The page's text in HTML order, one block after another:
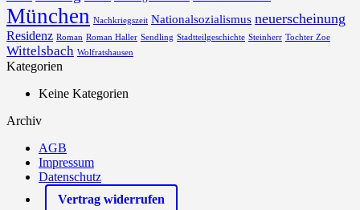
München Nachkriegszeit Nationalsozialismus neuerscheinung
Residenz Roman Roman Haller Sendling Stadtteilgeschichte Steinherr Tochter Zoe
Wittelsbach Wolfratshausen
Kategorien
Keine Kategorien
Archiv
AGB
Impressum
Datenschutz
Vertrag widerrufen